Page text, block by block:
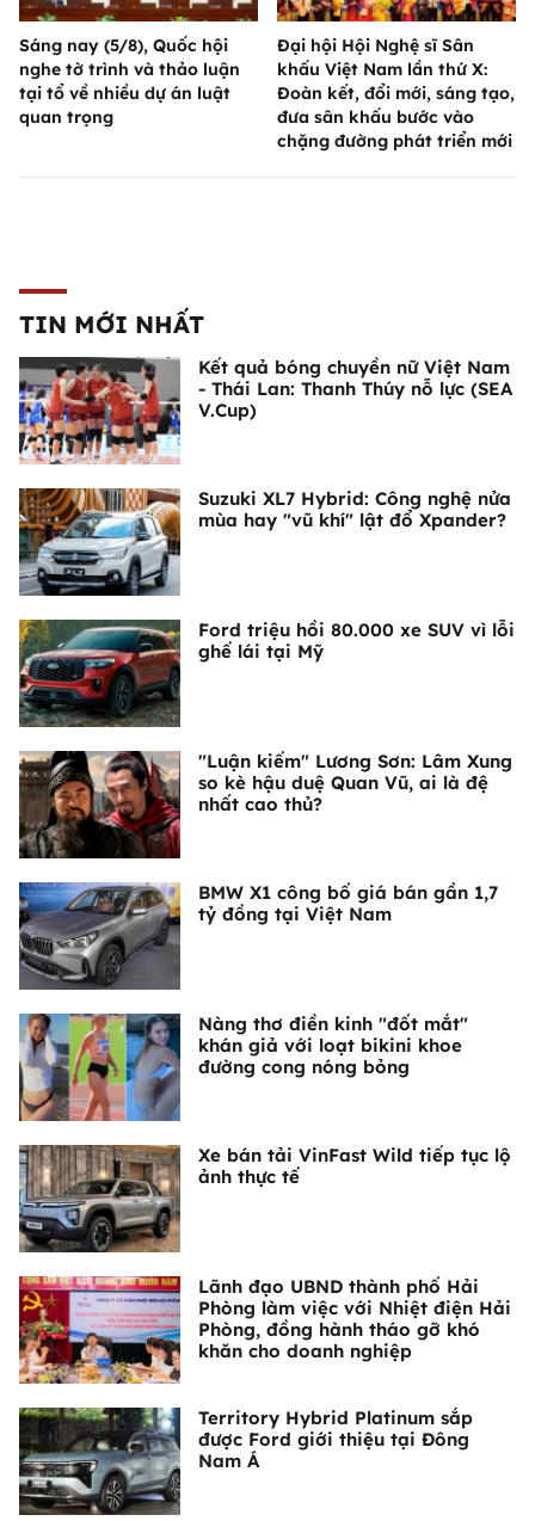
Sáng nay (5/8), Quốc hội
nghe tờ trình và thảo luận
tại tổ về nhiều dự án luật
quan trọng
Đại hội Hội Nghệ sĩ Sân
khấu Việt Nam lần thứ X:
Đoàn kết, đổi mới, sáng tạo,
đưa sân khấu bước vào
chặng đường phát triển mới
TIN MỚI NHẤT
Kết quả bóng chuyền nữ Việt Nam
- Thái Lan: Thanh Thúy nỗ lực (SEA
V.Cup)
Suzuki XL7 Hybrid: Công nghệ nửa
mùa hay "vũ khí" lật đổ Xpander?
Ford triệu hồi 80.000 xe SUV vì lỗi
ghế lái tại Mỹ
"Luận kiếm" Lương Sơn: Lâm Xung
so kè hậu duệ Quan Vũ, ai là đệ
nhất cao thủ?
BMW X1 công bố giá bán gần 1,7
tỷ đồng tại Việt Nam
Nàng thơ điền kinh "đốt mắt"
khán giả với loạt bikini khoe
đường cong nóng bỏng
Xe bán tải VinFast Wild tiếp tục lộ
ảnh thực tế
Lãnh đạo UBND thành phố Hải
Phòng làm việc với Nhiệt điện Hải
Phòng, đồng hành tháo gỡ khó
khăn cho doanh nghiệp
Territory Hybrid Platinum sắp
được Ford giới thiệu tại Đông
Nam Á